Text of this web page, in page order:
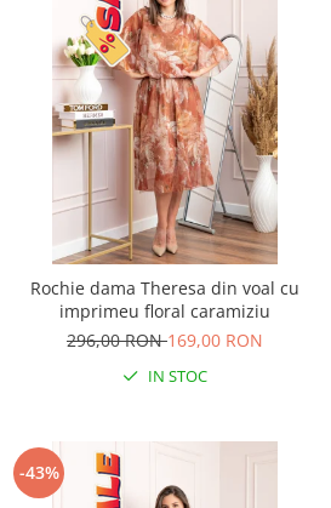
Rochie dama Theresa din voal cu
imprimeu floral caramiziu
296,00 RON169,00 RON
IN STOC
-43%